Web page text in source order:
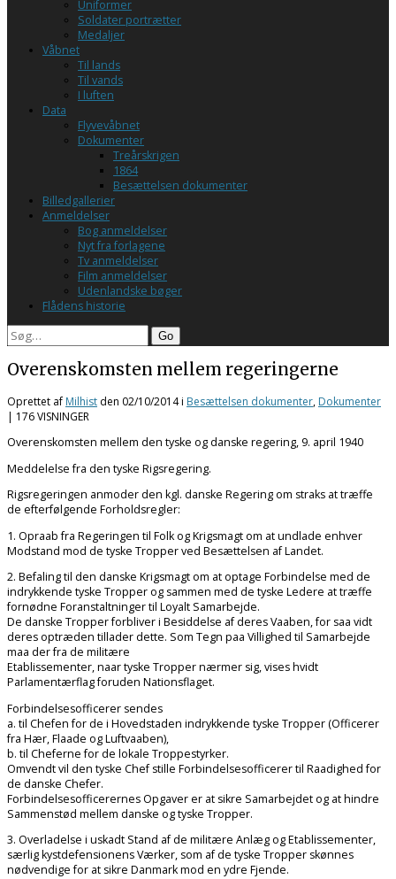
Uniformer
Soldater portrætter
Medaljer
Våbnet
Til lands
Til vands
I luften
Data
Flyvevåbnet
Dokumenter
Treårskrigen
1864
Besættelsen dokumenter
Billedgallerier
Anmeldelser
Bog anmeldelser
Nyt fra forlagene
Tv anmeldelser
Film anmeldelser
Udenlandske bøger
Flådens historie
Search
Overenskomsten mellem regeringerne
Oprettet af Milhist den 02/10/2014i Besættelsen dokumenter, Dokumenter
| 176 VISNINGER
Overenskomsten mellem den tyske og danske regering, 9. april 1940
Meddelelse fra den tyske Rigsregering.
Rigsregeringen anmoder den kgl. danske Regering om straks at træffe
de efterfølgende Forholdsregler:
1. Opraab fra Regeringen til Folk og Krigsmagt om at undlade enhver
Modstand mod de tyske Tropper ved Besættelsen af Landet.
2. Befaling til den danske Krigsmagt om at optage Forbindelse med de
indrykkende tyske Tropper og sammen med de tyske Ledere at træffe
fornødne Foranstaltninger til Loyalt Samarbejde.
De danske Tropper forbliver i Besiddelse af deres Vaaben, for saa vidt
deres optræden tillader dette. Som Tegn paa Villighed til Samarbejde
maa der fra de militære
Etablissementer, naar tyske Tropper nærmer sig, vises hvidt
Parlamentærflag foruden Nationsflaget.
Forbindelsesofficerer sendes
a. til Chefen for de i Hovedstaden indrykkende tyske Tropper (Officerer
fra Hær, Flaade og Luftvaaben),
b. til Cheferne for de lokale Troppestyrker.
Omvendt vil den tyske Chef stille Forbindelsesofficerer til Raadighed for
de danske Chefer.
Forbindelsesofficerernes Opgaver er at sikre Samarbejdet og at hindre
Sammenstød mellem danske og tyske Tropper.
3. Overladelse i uskadt Stand af de militære Anlæg og Etablissementer,
særlig kystdefensionens Værker, som af de tyske Tropper skønnes
nødvendige for at sikre Danmark mod en ydre Fjende.